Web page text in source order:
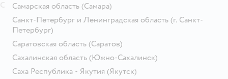
Самарская область (Самара)
Санкт-Петербург и Ленинградская область (г. Санкт-
Петербург)
Саратовская область (Саратов)
Сахалинская область (Южно-Сахалинск)
Саха Республика - Якутия (Якутск)